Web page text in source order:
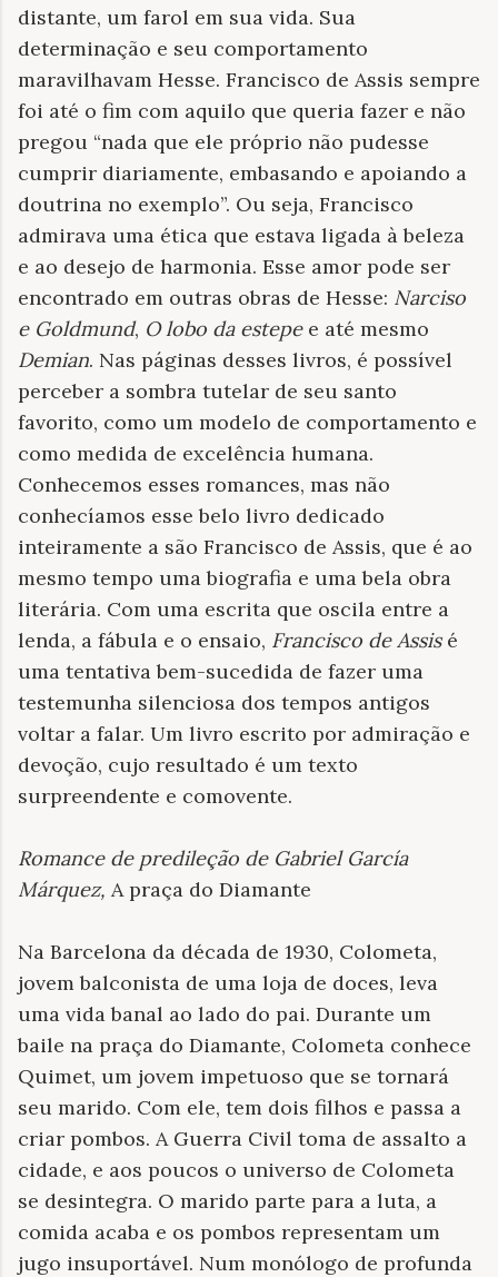
distante, um farol em sua vida. Sua
determinação e seu comportamento
maravilhavam Hesse. Francisco de Assis sempre
foi até o fim com aquilo que queria fazer e não
pregou “nada que ele próprio não pudesse
cumprir diariamente, embasando e apoiando a
doutrina no exemplo”. Ou seja, Francisco
admirava uma ética que estava ligada à beleza
e ao desejo de harmonia. Esse amor pode ser
encontrado em outras obras de Hesse: Narciso
e Goldmund, O lobo da estepee até mesmo
Demian. Nas páginas desses livros, é possível
perceber a sombra tutelar de seu santo
favorito, como um modelo de comportamento e
como medida de excelência humana.
Conhecemos esses romances, mas não
conhecíamos esse belo livro dedicado
inteiramente a são Francisco de Assis, que é ao
mesmo tempo uma biografia e uma bela obra
literária. Com uma escrita que oscila entre a
lenda, a fábula e o ensaio, Francisco de Assisé
uma tentativa bem-sucedida de fazer uma
testemunha silenciosa dos tempos antigos
voltar a falar. Um livro escrito por admiração e
devoção, cujo resultado é um texto
surpreendente e comovente.
Romance de predileção de Gabriel García
Márquez, A praça do Diamante
Na Barcelona da década de 1930, Colometa,
jovem balconista de uma loja de doces, leva
uma vida banal ao lado do pai. Durante um
baile na praça do Diamante, Colometa conhece
Quimet, um jovem impetuoso que se tornará
seu marido. Com ele, tem dois filhos e passa a
criar pombos. A Guerra Civil toma de assalto a
cidade, e aos poucos o universo de Colometa
se desintegra. O marido parte para a luta, a
comida acaba e os pombos representam um
jugo insuportável. Num monólogo de profunda